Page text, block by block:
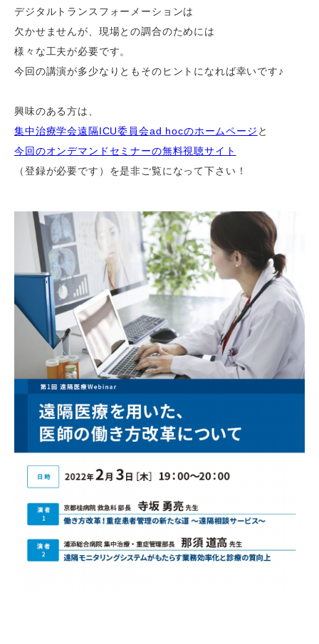
デジタルトランスフォーメーションは
欠かせませんが、現場との調合のためには
様々な工夫が必要です。
今回の講演が多少なりともそのヒントになれば幸いです♪
興味のある方は、
集中治療学会遠隔ICU委員会ad hocのホームページ と
今回のオンデマンドセミナーの無料視聴サイト
（登録が必要です）を是非ご覧になって下さい！